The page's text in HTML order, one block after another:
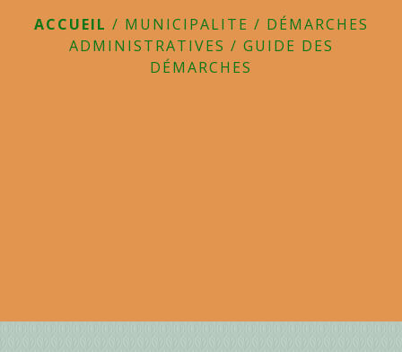
ACCUEIL / MUNICIPALITE / DÉMARCHES
ADMINISTRATIVES / GUIDE DES
DÉMARCHES